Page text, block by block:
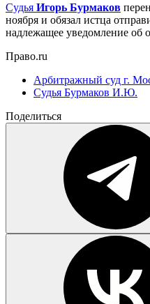
Судья Игорь Бурмаков
ноября и обязал истца
надлежащее уведомление об
Право.ru
Арбитражный суд г.
Судья Бурмаков И.Ю.
Поделиться